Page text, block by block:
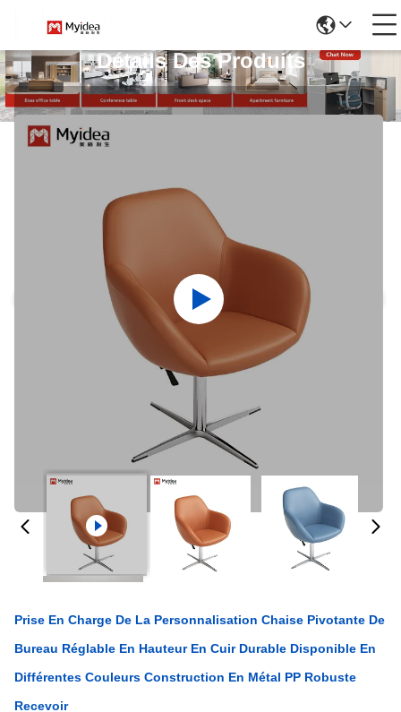
Détails Des Produits
Prise En Charge De La Personnalisation Chaise Pivotante De
Bureau Réglable En Hauteur En Cuir Durable Disponible En
Différentes Couleurs Construction En Métal PP Robuste
Recevoir